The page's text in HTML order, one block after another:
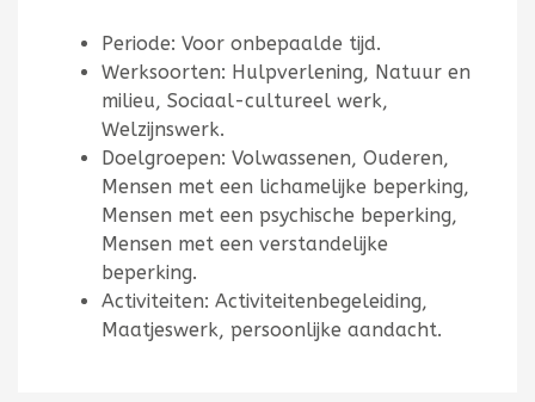
Periode: Voor onbepaalde tijd.
Werksoorten: Hulpverlening, Natuur en
milieu, Sociaal-cultureel werk,
Welzijnswerk.
Doelgroepen: Volwassenen, Ouderen,
Mensen met een lichamelijke beperking,
Mensen met een psychische beperking,
Mensen met een verstandelijke
beperking.
Activiteiten: Activiteitenbegeleiding,
Maatjeswerk, persoonlijke aandacht.